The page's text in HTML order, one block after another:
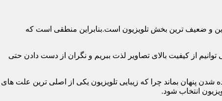
و ضعیف ترین بخش تلویزیون است.بنابراین منطقی است که
از کیفیت بالای تصاویر لذت ببریم و نگران از دست دادن حتی
پنهان بماند چرا که زیبایی تلویزیون یکی از اصلی ترین علت های
انتخاب شود.